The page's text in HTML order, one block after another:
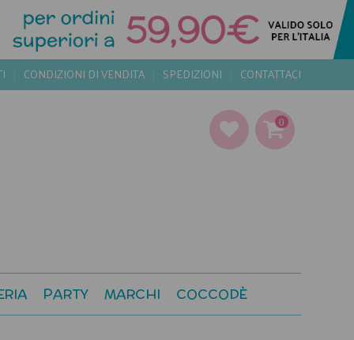
CONDIZIONI DI VENDITA SPEDIZIONI CONTATTACI
0
PARTY MARCHI COCCODÈ